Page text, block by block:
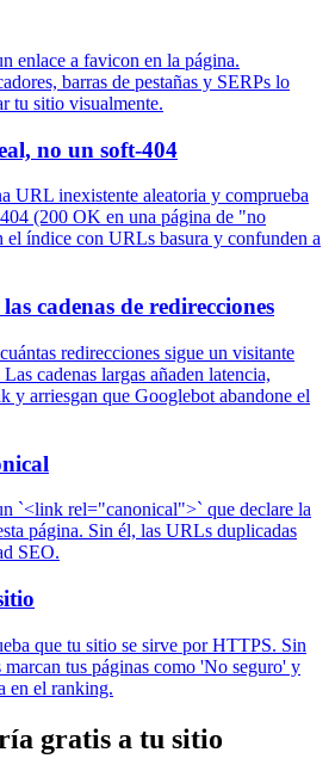
enlace a favicon en la página.
barras de pestañas y SERPs lo
tu sitio visualmente.
no un soft-404
URL inexistente aleatoria y comprueba
(200 OK en una página de "no
el índice con URLs basura y confunden a
cadenas de redirecciones
redirecciones sigue un visitante
cadenas largas añaden latencia,
y arriesgan que Googlebot abandone el
`<link rel="canonical">` que declare la
página. Sin él, las URLs duplicadas
SEO.
que tu sitio se sirve por HTTPS. Sin
marcan tus páginas como 'No seguro' y
en el ranking.
gratis a tu sitio